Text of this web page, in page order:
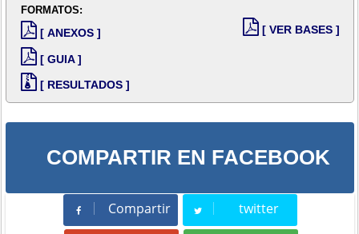
FORMATOS:
[ ANEXOS ]
[ GUIA ]
[ RESULTADOS ]
[ VER BASES ]
COMPARTIR EN FACEBOOK
Compartir
Compartir twitter
Tweet